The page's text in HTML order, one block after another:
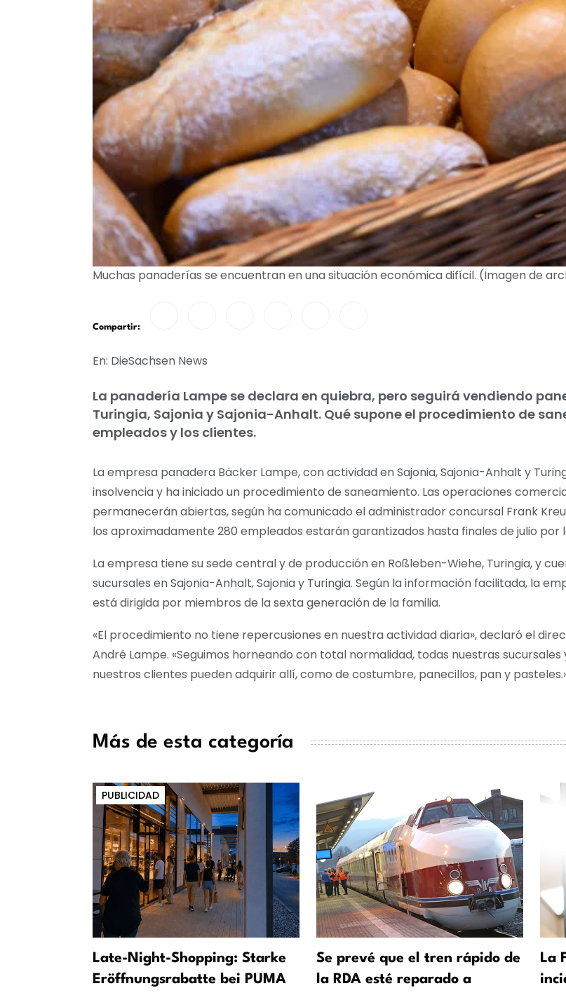
Muchas panaderías se encuentran en una situación económica difícil. (Imagen de
Compartir:
En: DieSachsen News
La panadería Lampe se declara en quiebra, pero seguirá vendiendo
Turingia, Sajonia y Sajonia-Anhalt. Qué supone el procedimiento de
empleados y los clientes.
La empresa panadera Bäcker Lampe, con actividad en Sajonia, Sajonia-Anhalt y
insolvencia y ha iniciado un procedimiento de saneamiento. Las operaciones
permanecerán abiertas, según ha comunicado el administrador concursal Frank
los aproximadamente 280 empleados estarán garantizados hasta finales de julio por
La empresa tiene su sede central y de producción en Roßleben-Wiehe, Turingia, y
sucursales en Sajonia-Anhalt, Sajonia y Turingia. Según la información facilitada, la
está dirigida por miembros de la sexta generación de la familia.
«El procedimiento no tiene repercusiones en nuestra actividad diaria», declaró el
André Lampe. «Seguimos horneando con total normalidad, todas nuestras
nuestros clientes pueden adquirir allí, como de costumbre, panecillos, pan y
Más de esta categoría
PUBLICIDAD
Late-Night-Shopping: Starke
Eröffnungsrabatte bei PUMA
Se prevé que el tren rápido de
la RDA esté reparado a
La